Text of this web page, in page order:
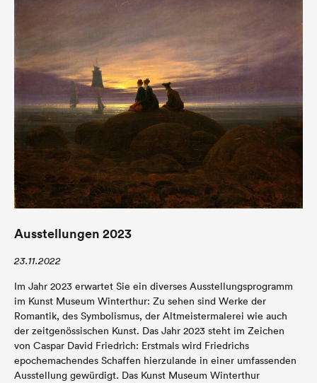
Ausstellungen 2023
23.11.2022
Im Jahr 2023 erwartet Sie ein diverses Ausstellungsprogramm
im Kunst Museum Winterthur: Zu sehen sind Werke der
Romantik, des Symbolismus, der Altmeistermalerei wie auch
der zeitgenössischen Kunst. Das Jahr 2023 steht im Zeichen
von Caspar David Friedrich: Erstmals wird Friedrichs
epochemachendes Schaffen hierzulande in einer umfassenden
Ausstellung gewürdigt. Das Kunst Museum Winterthur